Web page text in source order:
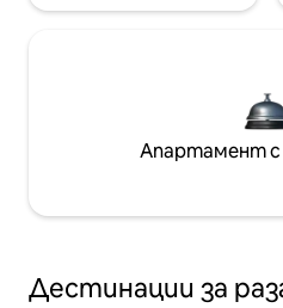
Апартамент с
Дестинации за